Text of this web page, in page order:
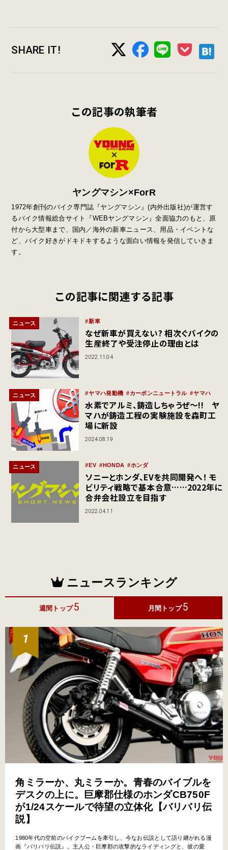
SHARE IT!
この記事の執筆者
ヤングマシン×ForR
1972年創刊のバイク専門誌『ヤングマシン』(内外出版社)が運営す
るバイク情報総合サイト『WEBヤングマシン』全面協力のもと、原
付から大型車まで、国内／海外の新車ニュース、用品・イベントな
ど、バイク好きがドキドキするような面白い情報を発信していきま
す。
この記事に関連する記事
ニュース 新車
なぜ新車が買えない? 相次ぐバイクの
生産終了や受注停止の理由とは
2022.11.04
ニュース ヤマハ発動機 カーボンニュートラル ヤマハ
水素でアルミ、鋳造しちゃうぜ〜!! ヤ
マハが鋳造工程の実験施設を森町工
場に新設
2024.08.19
ニュース EV HONDA ホンダ
ソニーとホンダ、EVを共同開発へ！ モ
ビリティ戦略で基本合意……2022年に
合弁会社設立を目指す
2022.04.11
ニュースランキング
週間トップ5 月間トップ 5
角ミラーか、丸ミラーか。青春のバイブルを
デスクの上に。巨摩郡仕様のホンダCB750F
が1/24スケールで待望の立体化【バリバリ伝
説】
1980年代の空前のバイクブームを牽引し、今なお伝説として語り継がれる漫
画『バリバリ伝説』。主人公・巨摩郡の攻撃的なライディングと、彼の愛